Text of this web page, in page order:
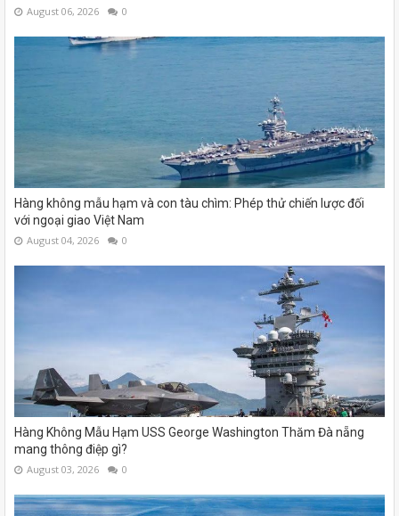
August 06, 2026 0
Hàng không mẫu hạm và con tàu chìm: Phép thử chiến lược đối
với ngoại giao Việt Nam
August 04, 2026 0
Hàng Không Mẫu Hạm USS George Washington Thăm Đà nẵng
mang thông điệp gì?
August 03, 2026 0